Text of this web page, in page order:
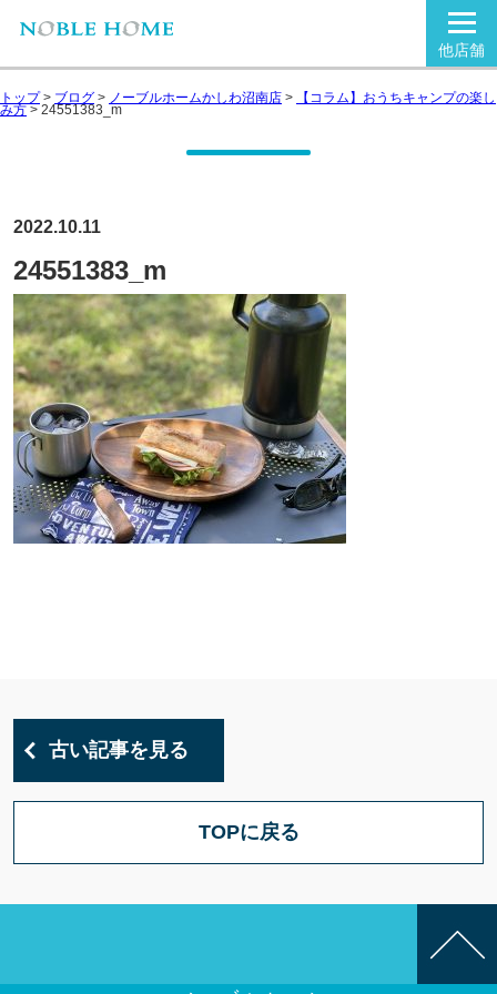
他店舗
トップ> ブログ > ノーブルホームかしわ沼南店 > 【コラム】おうちキャンプの楽し
み方 > 24551383_m
2022.10.11
24551383_m
古い記事を見る
TOPに戻る